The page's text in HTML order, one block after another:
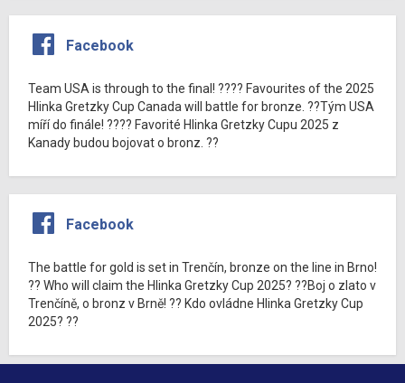
Facebook
Team USA is through to the final! ???? Favourites of the 2025
Hlinka Gretzky Cup Canada will battle for bronze. ??Tým USA
míří do finále! ???? Favorité Hlinka Gretzky Cupu 2025 z
Kanady budou bojovat o bronz. ??
Facebook
The battle for gold is set in Trenčín, bronze on the line in Brno!
?? Who will claim the Hlinka Gretzky Cup 2025? ??Boj o zlato v
Trenčíně, o bronz v Brně! ?? Kdo ovládne Hlinka Gretzky Cup
2025? ??